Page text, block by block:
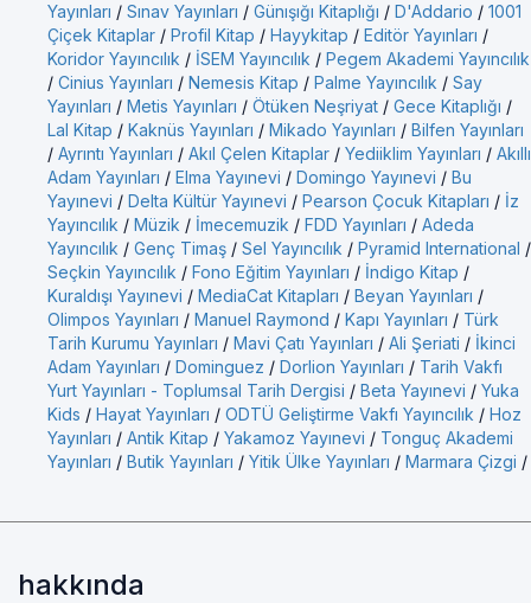
Yayınları / Sınav Yayınları / Günışığı Kitaplığı / D'Addario / 1001
Çiçek Kitaplar / Profil Kitap / Hayykitap / Editör Yayınları /
Koridor Yayıncılık / İSEM Yayıncılık / Pegem Akademi Yayıncılık
/ Cinius Yayınları / Nemesis Kitap / Palme Yayıncılık / Say
Yayınları / Metis Yayınları / Ötüken Neşriyat / Gece Kitaplığı /
Lal Kitap / Kaknüs Yayınları / Mikado Yayınları / Bilfen Yayınları
/ Ayrıntı Yayınları / Akıl Çelen Kitaplar / Yediiklim Yayınları / Akıllı
Adam Yayınları / Elma Yayınevi / Domingo Yayınevi / Bu
Yayınevi / Delta Kültür Yayınevi / Pearson Çocuk Kitapları / İz
Yayıncılık / Müzik / İmecemuzik / FDD Yayınları / Adeda
Yayıncılık / Genç Timaş / Sel Yayıncılık / Pyramid International /
Seçkin Yayıncılık / Fono Eğitim Yayınları / İndigo Kitap /
Kuraldışı Yayınevi / MediaCat Kitapları / Beyan Yayınları /
Olimpos Yayınları / Manuel Raymond / Kapı Yayınları / Türk
Tarih Kurumu Yayınları / Mavi Çatı Yayınları / Ali Şeriati / İkinci
Adam Yayınları / Dominguez / Dorlion Yayınları / Tarih Vakfı
Yurt Yayınları - Toplumsal Tarih Dergisi / Beta Yayınevi / Yuka
Kids / Hayat Yayınları / ODTÜ Geliştirme Vakfı Yayıncılık / Hoz
Yayınları / Antik Kitap / Yakamoz Yayınevi / Tonguç Akademi
Yayınları / Butik Yayınları / Yitik Ülke Yayınları / Marmara Çizgi /
hakkında